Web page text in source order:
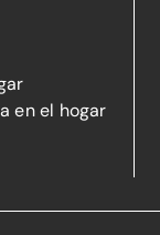
en el hogar